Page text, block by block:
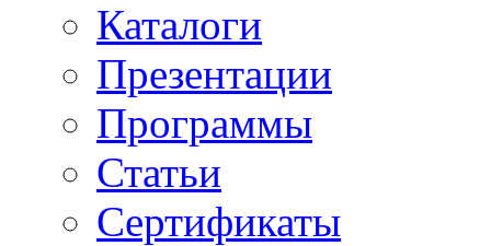
Каталоги
Презентации
Программы
Статьи
Сертификаты